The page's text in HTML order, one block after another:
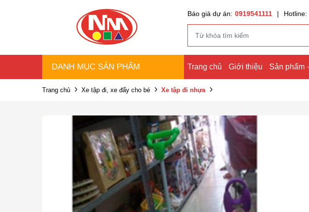
Báo giá dự án: 0919541111 | Hotline:
DANH MỤC SẢN PHẨM Trang chủ Giới thiệu Sản phẩm
Trang chủ Xe tập đi, xe đẩy cho bé Xe tập đi nhựa